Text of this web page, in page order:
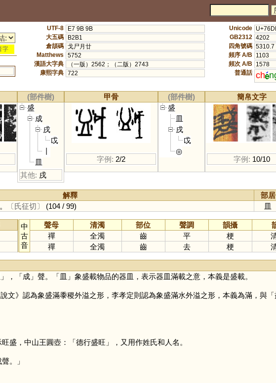
字
UTF-8
E7 9B 9B
大五碼
B2B1
倉頡碼 戈尸月廿
Matthews
5752
漢語大字典
（一版）2562；（二版）2743
康熙字典 722
Unicode
GB2312 4202
四角號碼 5310.7
頻序 A/B
1103
頻次 A/B
1578
普通話 ch
(部件樹)
盛
成
戌
戉
皿
其他: 戌
甲骨
字例: 2/2
(部件樹)
盛
皿
戌
戉
◎
簡帛文字
字例: 10/10
解釋 部居
〔氏征切〕 (104 / 99) 皿
中
古
音
聲母 清濁 部位 聲調 韻攝
禪
全濁 齒 平 梗
禪
全濁 齒 去 梗
」，「成」聲。「皿 」象盛載物品的器皿，表示器皿滿載之意，本義是盛載。
文》認為象盛滿黍稷外溢之形，李孝定則認為象盛滿水外溢之形，本義為滿，與「
，中山王圓壺：「德行盛旺」，又用作姓氏和人名。
。」